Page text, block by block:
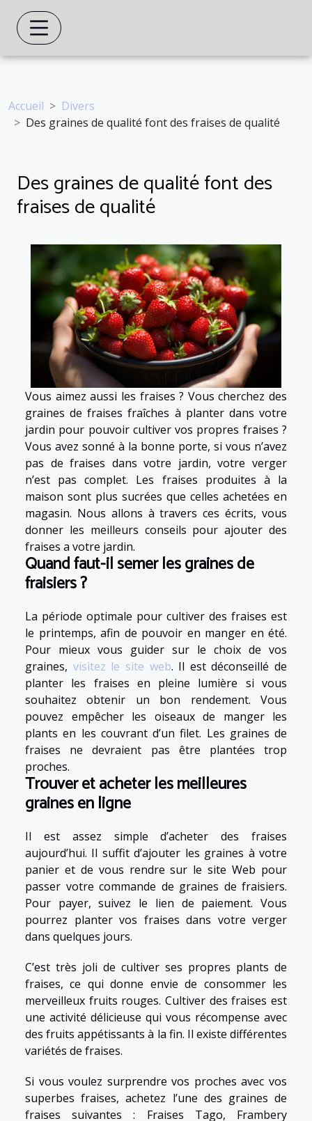
Accueil
Divers
Des graines de qualité font des fraises de qualité
Des graines de qualité font des
fraises de qualité
Vous aimez aussi les fraises ? Vous cherchez des
graines de fraises fraîches à planter dans votre
jardin pour pouvoir cultiver vos propres fraises ?
Vous avez sonné à la bonne porte, si vous n’avez
pas de fraises dans votre jardin, votre verger
n’est pas complet. Les fraises produites à la
maison sont plus sucrées que celles achetées en
magasin. Nous allons à travers ces écrits, vous
donner les meilleurs conseils pour ajouter des
fraises a votre jardin.
Quand faut-il semer les graines de
fraisiers ?
La période optimale pour cultiver des fraises est
le printemps, afin de pouvoir en manger en été.
Pour mieux vous guider sur le choix de vos
graines, visitez le site web. Il est déconseillé de
planter les fraises en pleine lumière si vous
souhaitez obtenir un bon rendement. Vous
pouvez empêcher les oiseaux de manger les
plants en les couvrant d’un filet. Les graines de
fraises ne devraient pas être plantées trop
proches.
Trouver et acheter les meilleures
graines en ligne
Il est assez simple d’acheter des fraises
aujourd’hui. Il suffit d’ajouter les graines à votre
panier et de vous rendre sur le site Web pour
passer votre commande de graines de fraisiers.
Pour payer, suivez le lien de paiement. Vous
pourrez planter vos fraises dans votre verger
dans quelques jours.
C’est très joli de cultiver ses propres plants de
fraises, ce qui donne envie de consommer les
merveilleux fruits rouges. Cultiver des fraises est
une activité délicieuse qui vous récompense avec
des fruits appétissants à la fin. Il existe différentes
variétés de fraises.
Si vous voulez surprendre vos proches avec vos
superbes fraises, achetez l’une des graines de
fraises suivantes : Fraises Tago, Frambery